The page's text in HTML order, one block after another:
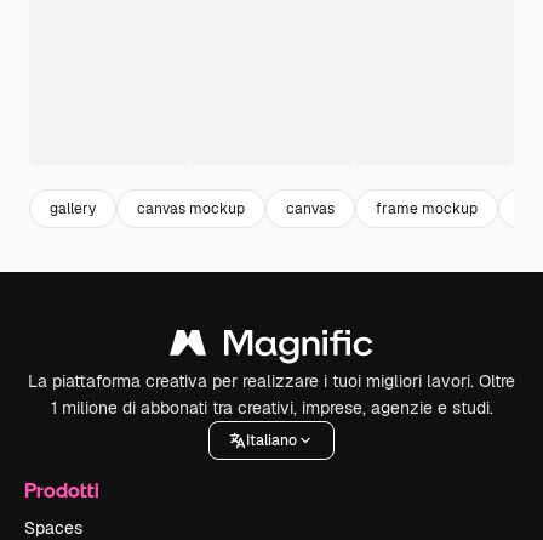
gallery canvas mockup canvas frame mockup
La piattaforma creativa per realizzare i tuoi migliori lavori. Oltre
1 milione di abbonati tra creativi, imprese, agenzie e studi.
Italiano
Prodotti
Spaces